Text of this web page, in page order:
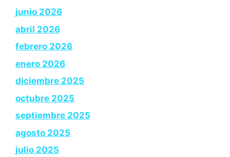
junio 2026
abril 2026
febrero 2026
enero 2026
diciembre 2025
octubre 2025
septiembre 2025
agosto 2025
julio 2025